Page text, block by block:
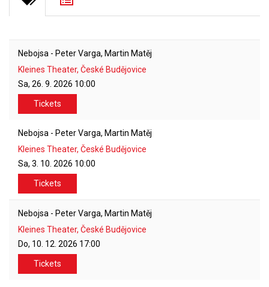
Nebojsa - Peter Varga, Martin Matěj
Kleines Theater, České Budějovice
Sa, 26. 9. 2026 10:00
Tickets
Nebojsa - Peter Varga, Martin Matěj
Kleines Theater, České Budějovice
Sa, 3. 10. 2026 10:00
Tickets
Nebojsa - Peter Varga, Martin Matěj
Kleines Theater, České Budějovice
Do, 10. 12. 2026 17:00
Tickets